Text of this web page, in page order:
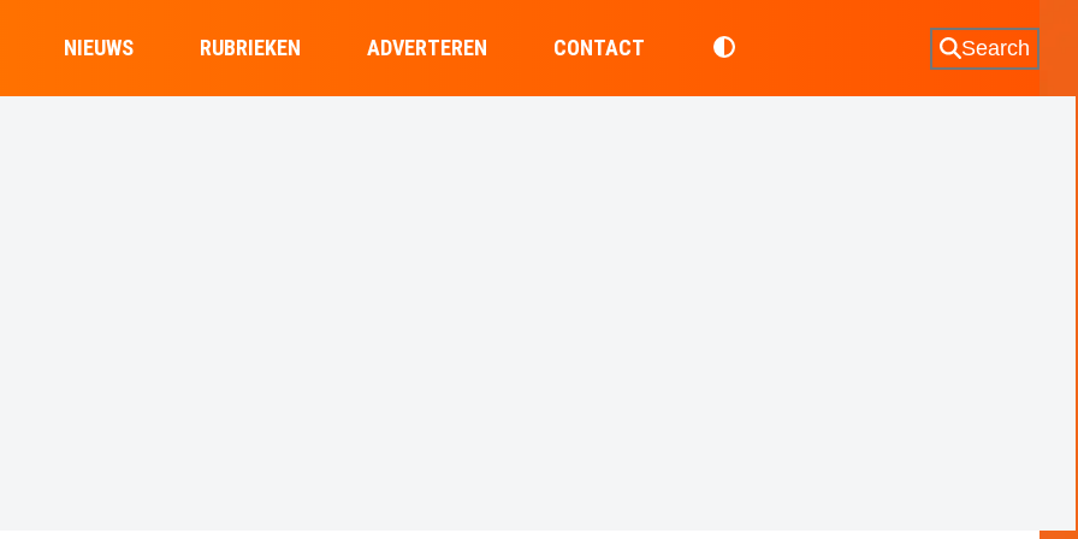
NIEUWS RUBRIEKEN ADVERTEREN CONTACT Search